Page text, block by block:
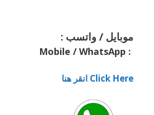
موبايل / واتسب :
:
Mobile / WhatsApp
Click Here انقر هنا